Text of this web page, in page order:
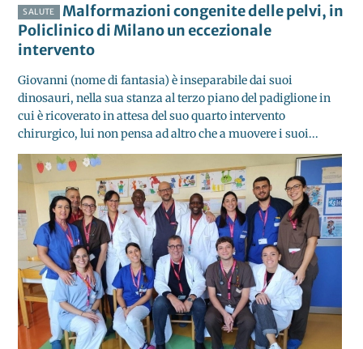
SALUTE
Malformazioni congenite delle pelvi, in
Policlinico di Milano un eccezionale
intervento
Giovanni (nome di fantasia) è inseparabile dai suoi
dinosauri, nella sua stanza al terzo piano del padiglione in
cui è ricoverato in attesa del suo quarto intervento
chirurgico, lui non pensa ad altro che a muovere i suoi...